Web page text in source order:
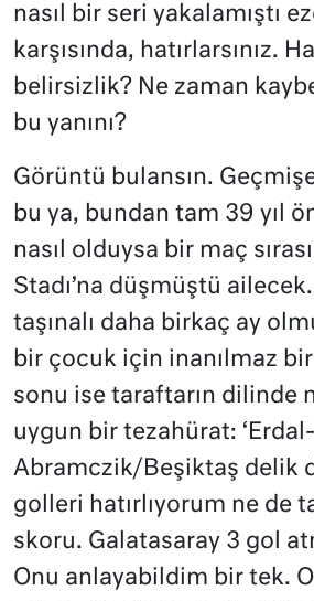
nasıl bir seri yakalamıştı
karşısında, hatırlarsınız.
belirsizlik? Ne zaman
bu yanını?
Görüntü bulansın.
bu ya, bundan tam 39 yıl
nasıl olduysa bir maç
Stadı’na düşmüştü
taşınalı daha birkaç ay
bir çocuk için inanılmaz
sonu ise taraftarın dilinde
uygun bir tezahürat:
Abramczik/Beşiktaş delik
golleri hatırlıyorum ne de
skoru. Galatasaray 3 gol
Onu anlayabildim bir tek.